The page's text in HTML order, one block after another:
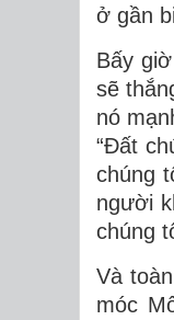
ở gần
Bấy
sẽ
nó
“Ðất
chúng
người
chúng
Và
móc